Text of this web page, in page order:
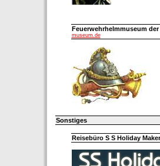
Feuerwehrhelmmuseum
museum.de
Sonstiges
Reisebüro S S Holiday